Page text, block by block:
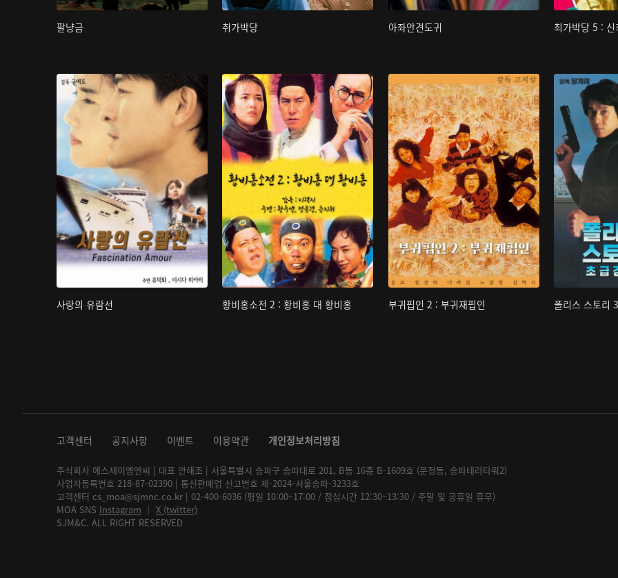
팔냥금 취가박당 아좌안견도귀 최가박당 5 : 신
사랑의 유람선 황비홍소전 2 : 황비홍 대 황비홍 부귀핍인 2 : 부귀재핍인 폴리스 스토리
고객센터 공지사항 이벤트 이용약관 개인정보처리방침
주식회사 에스제이엠엔씨 | 대표 안해조 | 서울특별시 송파구 송파대로 201, B동 16층 B-1609호 (문정동, 송파테라타워2)
사업자등록번호 218-87-02390 | 통신판매업 신고번호 제-2024-서울송파-3233호
고객센터 cs_moa@sjmnc.co.kr | 02-400-6036 (평일 10:00~17:00 / 점심시간 12:30~13:30 / 주말 및 공휴일 휴무)
MOA SNS Instagram │ X (twitter)
SJM&C. ALL RIGHT RESERVED